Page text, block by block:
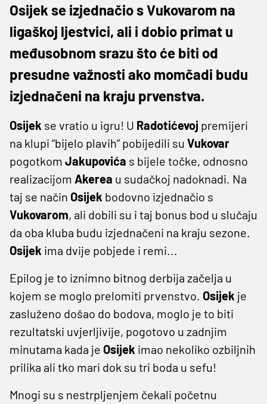
Osijek se izjednačio s Vukovarom na
ligaškoj ljestvici, ali i dobio primat u
međusobnom srazu što će biti od
presudne važnosti ako momčadi budu
izjednačeni na kraju prvenstva.
Osijek se vratio u igru! U Radotićevoj premijeri
na klupi “bijelo plavih” pobijedili su Vukovar
pogotkom Jakupovića s bijele točke, odnosno
realizacijom Akerea u sudačkoj nadoknadi. Na
taj se način Osijek bodovno izjednačio s
Vukovarom, ali dobili su i taj bonus bod u slučaju
da oba kluba budu izjednačeni na kraju sezone.
Osijek ima dvije pobjede i remi...
Epilog je to iznimno bitnog derbija začelja u
kojem se moglo prelomiti prvenstvo. Osijek je
zasluženo došao do bodova, moglo je to biti
rezultatski uvjerljivije, pogotovo u zadnjim
minutama kada je Osijek imao nekoliko ozbiljnih
prilika ali tko mari dok su tri boda u sefu!
Mnogi su s nestrpljenjem čekali početnu